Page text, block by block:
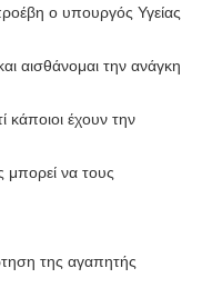
ο υπουργός Υγείας
αισθάνομαι την ανάγκη
κάποιοι έχουν την
μπορεί να τους
της αγαπητής